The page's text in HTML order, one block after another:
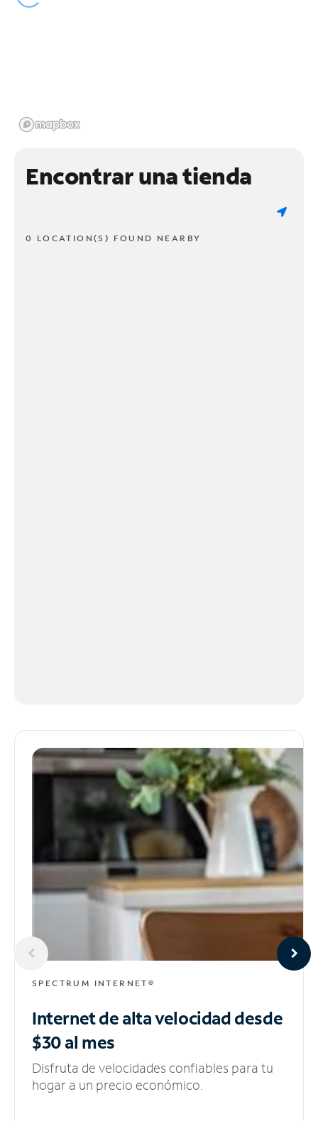
Encontrar una tienda
0 LOCATION(S) FOUND NEARBY
SPECTRUM INTERNET®
Internet de alta velocidaddesde
$30 al mes
Disfruta de velocidades confiables para tu
hogar a un precio económico.